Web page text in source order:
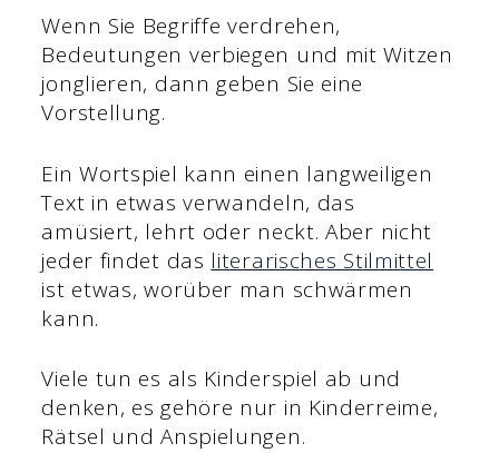
Wenn Sie Begriffe verdrehen,
Bedeutungen verbiegen und mit Witzen
jonglieren, dann geben Sie eine
Vorstellung.
Ein Wortspiel kann einen langweiligen
Text in etwas verwandeln, das
amüsiert, lehrt oder neckt. Aber nicht
jeder findet das literarisches Stilmittel
ist etwas, worüber man schwärmen
kann.
Viele tun es als Kinderspiel ab und
denken, es gehöre nur in Kinderreime,
Rätsel und Anspielungen.